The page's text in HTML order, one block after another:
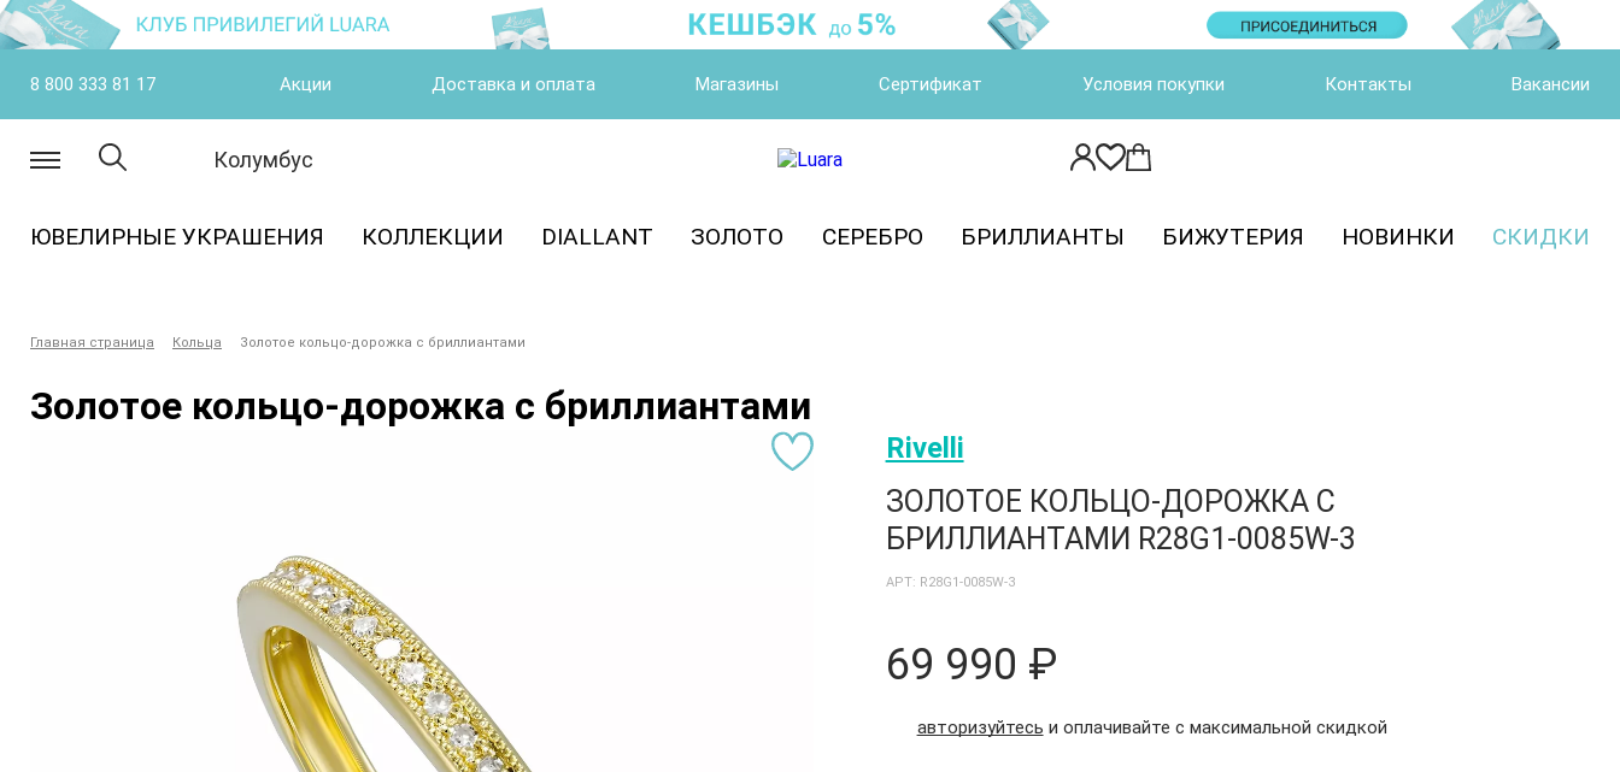
8 800 333 81 17 Акции Доставка и оплата Магазины Сертификат Условия покупки Контакты Вакансии
Колумбус
ЮВЕЛИРНЫЕ УКРАШЕНИЯ КОЛЛЕКЦИИ DIALLANT ЗОЛОТО СЕРЕБРО БРИЛЛИАНТЫ БИЖУТЕРИЯ НОВИНКИ СКИДКИ
Главная страница Кольца Золотое кольцо-дорожка с бриллиантами
Золотое кольцо-дорожка с бриллиантами
Rivelli
ЗОЛОТОЕ КОЛЬЦО-ДОРОЖКА С
БРИЛЛИАНТАМИ R28G1-0085W-3
АРТ: R28G1-0085W-3
69 990 ₽
авторизуйтесь и оплачивайте с максимальной скидкой